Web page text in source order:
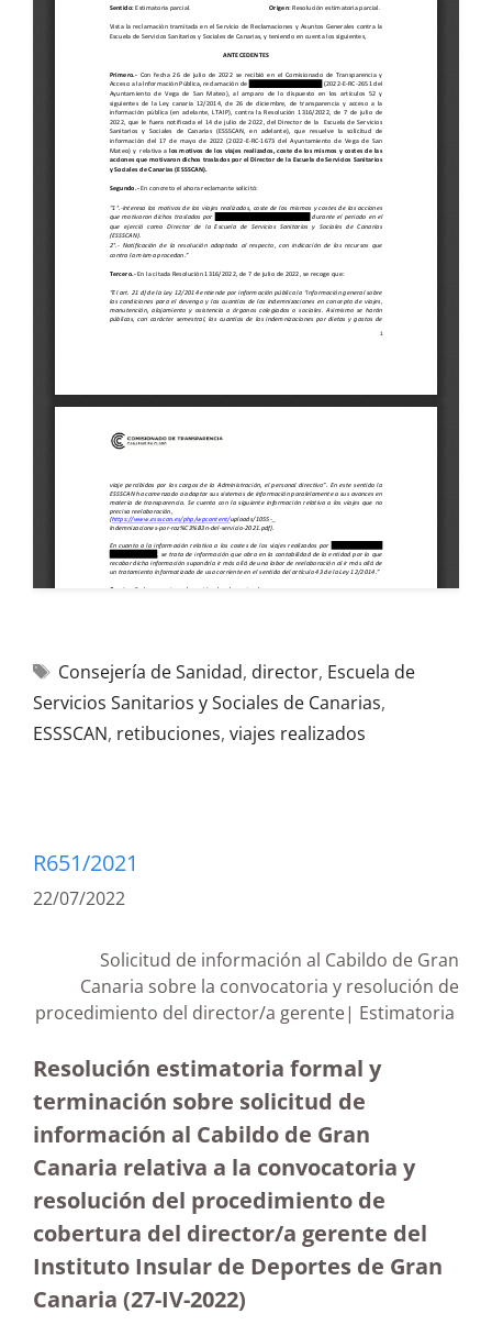
Consejería de Sanidad, director, Escuela de
Servicios Sanitarios y Sociales de Canarias,
ESSSCAN, retibuciones, viajes realizados
R651/2021
22/07/2022
Solicitud de información al Cabildo de Gran
Canaria sobre la convocatoria y resolución de
procedimiento del director/a gerente| Estimatoria
Resolución estimatoria formal y
terminación sobre solicitud de
información al Cabildo de Gran
Canaria relativa a la convocatoria y
resolución del procedimiento de
cobertura del director/a gerente del
Instituto Insular de Deportes de Gran
Canaria (27-IV-2022)